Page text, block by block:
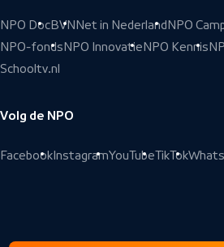
NPO DocBVN Net in Nederland NPO
NPO-fonds NPO Innovatie NPO Kennis
Schooltv.nl
Volg de NPO
Facebook InstagramYouTubeTikTok